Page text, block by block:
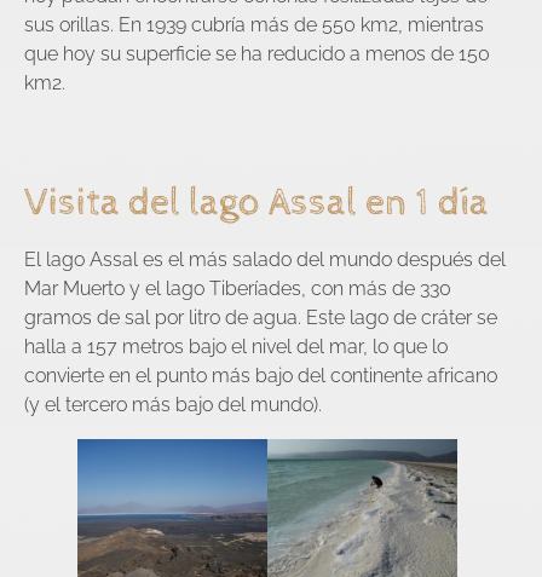
sus orillas. En 1939 cubría más de 550 km2, mientras
que hoy su superficie se ha reducido a menos de 150
km2.
Visita del lago Assal en 1 día
El lago Assal es el más salado del mundo después del
Mar Muerto y el lago Tiberíades, con más de 330
gramos de sal por litro de agua. Este lago de cráter se
halla a 157 metros bajo el nivel del mar, lo que lo
convierte en el punto más bajo del continente africano
(y el tercero más bajo del mundo).